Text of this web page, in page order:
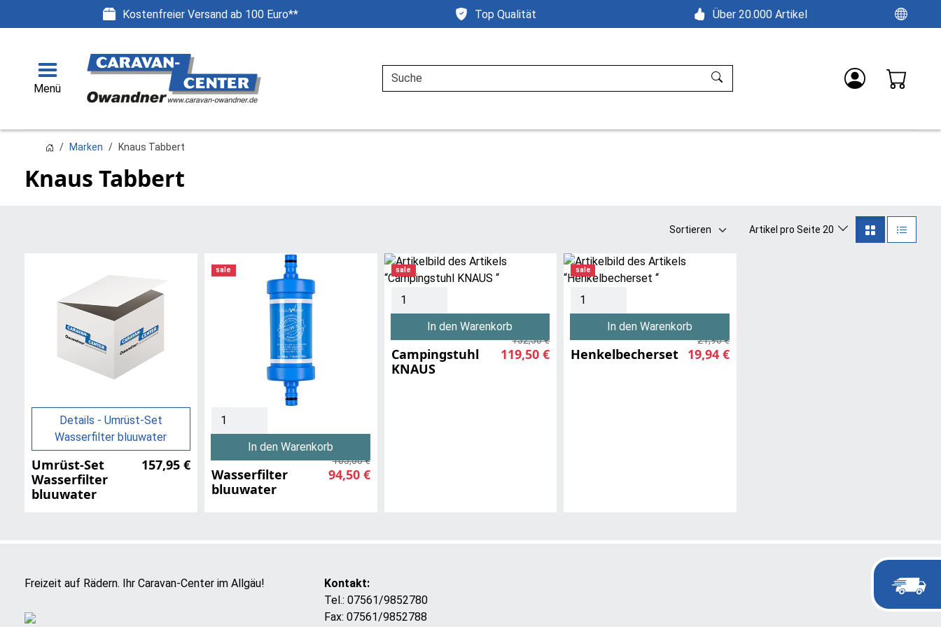
Kostenfreier Versand ab 100 Euro** Top Qualität Über 20.000 Artikel
Menü
Suche
Marken Knaus Tabbert
Knaus Tabbert
Sortieren Artikel pro Seite 20
Details - Umrüst-Set
Wasserfilter bluuwater
Umrüst-Set
Wasserfilter
bluuwater
157,95 €
sale
In den Warenkorb
Wasserfilter
bluuwater
105,00 €
94,50 €
sale
In den Warenkorb
Campingstuhl
KNAUS
132,50 €
119,50 €
sale
In den Warenkorb
Henkelbecherset
21,90 €
19,94 €
Freizeit auf Rädern. Ihr Caravan-Center im Allgäu!
Kontakt:
Tel.: 07561/9852780
Fax: 07561/9852788